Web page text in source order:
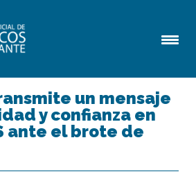
un mensaje
y confianza en
ante el brote de